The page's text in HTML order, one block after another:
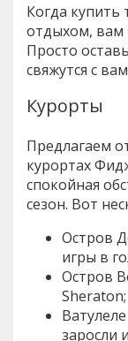
Когда купить
отдыхом, вам
Просто
свяжутся с
Курорты
Предлагаем
курортах
спокойная
сезон. Вот
Остров
игры в
Остров
Sheraton;
заросли